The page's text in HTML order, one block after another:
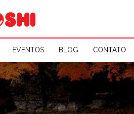
EVENTOS BLOG CONTATO